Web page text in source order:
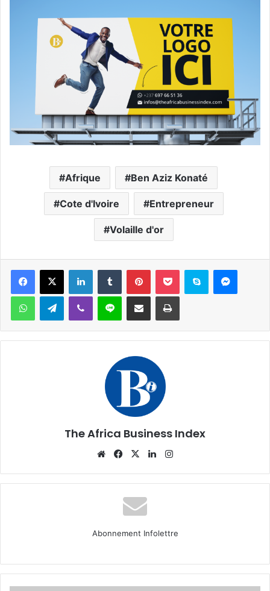
Afrique Ben Aziz Konaté
Cote d'Ivoire Entrepreneur
Volaille d'or
Facebook
X LinkedinTumblr PinterestPocket Skype
WhatsAppTelegramViber Ligne Partager par email Imprimer
The Africa Business Index
WebsiteFacebook
X Linkedin
Abonnement Infolettre